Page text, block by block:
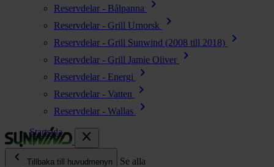
Reservdelar - Bålpanna chevron_right
Reservdelar - Grill Urnorsk chevron_right
Reservdelar - Grill Sunwind (2008 till 2018) chevron_right
Reservdelar - Grill Jamie Oliver chevron_right
Reservdelar - Energi chevron_right
Reservdelar - Vatten chevron_right
Reservdelar - Wallas
chevron_right
close
chevron_left
Tillbaka till huvudmenyn Se alla
Startsida